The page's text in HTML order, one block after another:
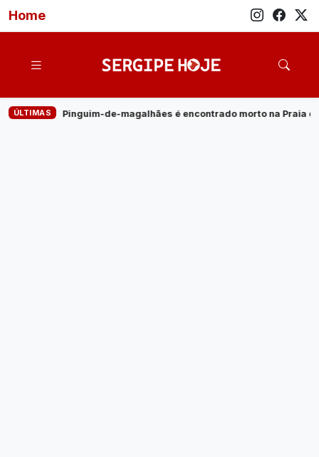
Home
ÚLTIMASé encontrado morto na Praia do Saco · Empresa de